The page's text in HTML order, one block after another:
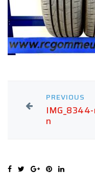
PREVIOUS
n